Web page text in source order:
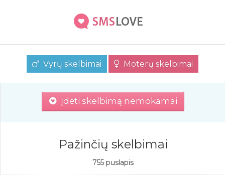
Vyrų skelbimai Moterų skelbimai
Įdėti skelbimą nemokamai
Pažinčių skelbimai
755 puslapis